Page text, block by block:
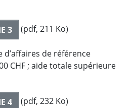
3 (pdf, 211 Ko)
d’affaires de référence
CHF ; aide totale supérieure
4 (pdf, 232 Ko)